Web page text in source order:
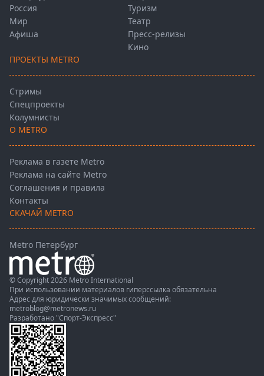
Россия
Мир
Афиша
Туризм
Театр
Пресс-релизы
Кино
ПРОЕКТЫ METRO
Стримы
Спецпроекты
Колумнисты
О METRO
Реклама в газете Metro
Реклама на сайте Metro
Соглашения и правила
Контакты
СКАЧАЙ METRO
Metro Петербург
© Copyright 2026 Metro International
При использовании материалов гиперссылка обязательна
Адрес для юридически значимых сообщений:
metroblog@metronews.ru
Разработано "Спорт-Экспресс"